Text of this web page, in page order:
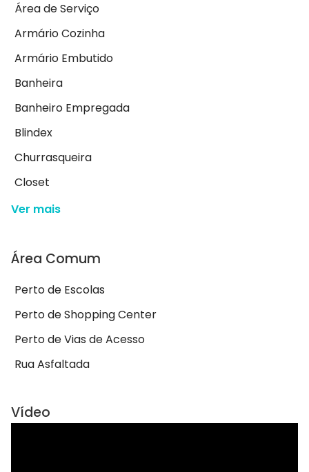
Área de Serviço
Armário Cozinha
Armário Embutido
Banheira
Banheiro Empregada
Blindex
Churrasqueira
Closet
Ver mais
Área Comum
Perto de Escolas
Perto de Shopping Center
Perto de Vias de Acesso
Rua Asfaltada
Vídeo